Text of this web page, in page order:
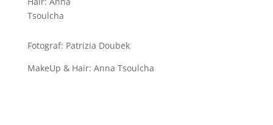
Tsoulcha
Fotograf: Patrizia Doubek
MakeUp & Hair: Anna Tsoulcha